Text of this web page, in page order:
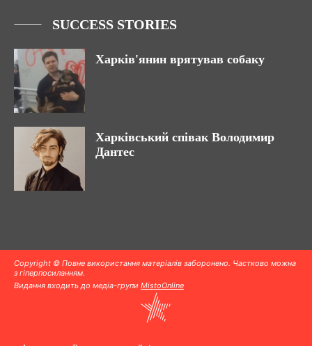
SUCCESS STORIES
Харків'янин врятував собаку
Харківський співак Володимир
Дантес
Copyright © Повне використання матеріалів заборонено. Частково можна
з гіперпосиланням.
Видання входить до медіа-групи MistoOnline